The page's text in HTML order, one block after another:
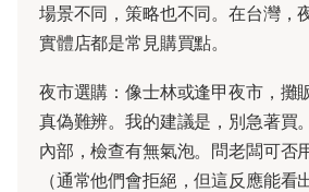
場景不同，策略也不同。在台灣，
實體店都是常見購買點。
夜市選購：像士林或逢甲夜市，攤
真偽難辨。我的建議是，別急著買
內部，檢查有無氣泡。問老闆可否
（通常他們會拒絕，但這反應能看